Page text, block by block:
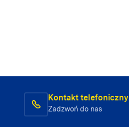
Kontakt telefoniczny
Zadzwoń do nas